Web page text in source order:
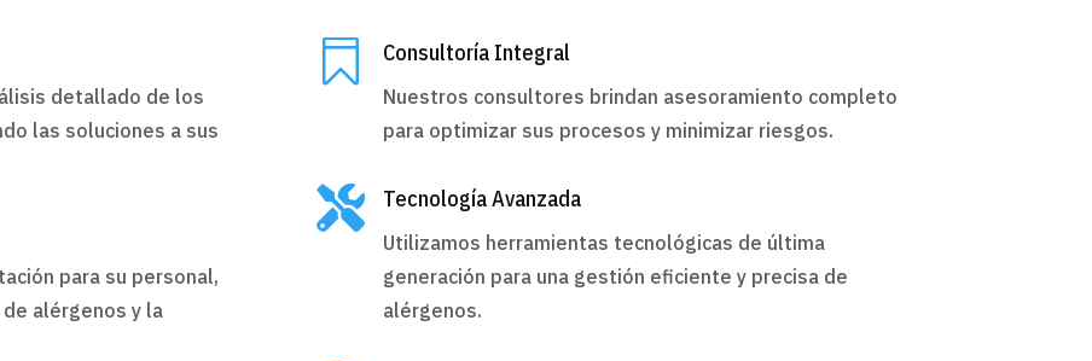
detallado de los
las soluciones a sus
para su personal,
alérgenos y la
 Consultoría Integral
Nuestros consultores brindan asesoramiento completo
para optimizar sus procesos y minimizar riesgos.
 Tecnología Avanzada
Utilizamos herramientas tecnológicas de última
generación para una gestión eficiente y precisa de
alérgenos.